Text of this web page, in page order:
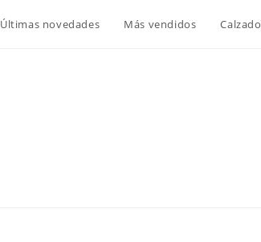
Últimas novedades Más vendidos Calzado